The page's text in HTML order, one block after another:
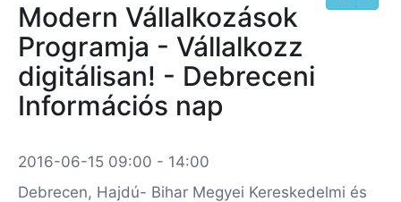
Modern Vállalkozások
Programja - Vállalkozz
digitálisan! - Debreceni
Információs nap
2016-06-15 09:00 - 14:00
Debrecen, Hajdú- Bihar Megyei Kereskedelmi és